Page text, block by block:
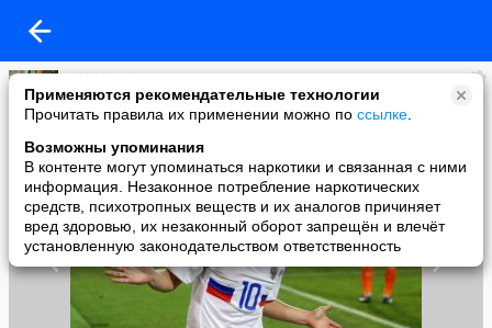
Применяются рекомендательные технологии
Прочитать правила их применении можно по ссылке
Возможны упоминания
В контенте могут упоминаться наркотики и связанная с ними
информация. Незаконное потребление наркотических
средств, психотропных веществ и их аналогов причиняет
вред здоровью, их незаконный оборот запрещён и влечёт
установленную законодательством ответственность
added a photo
31 Aug в 22:29